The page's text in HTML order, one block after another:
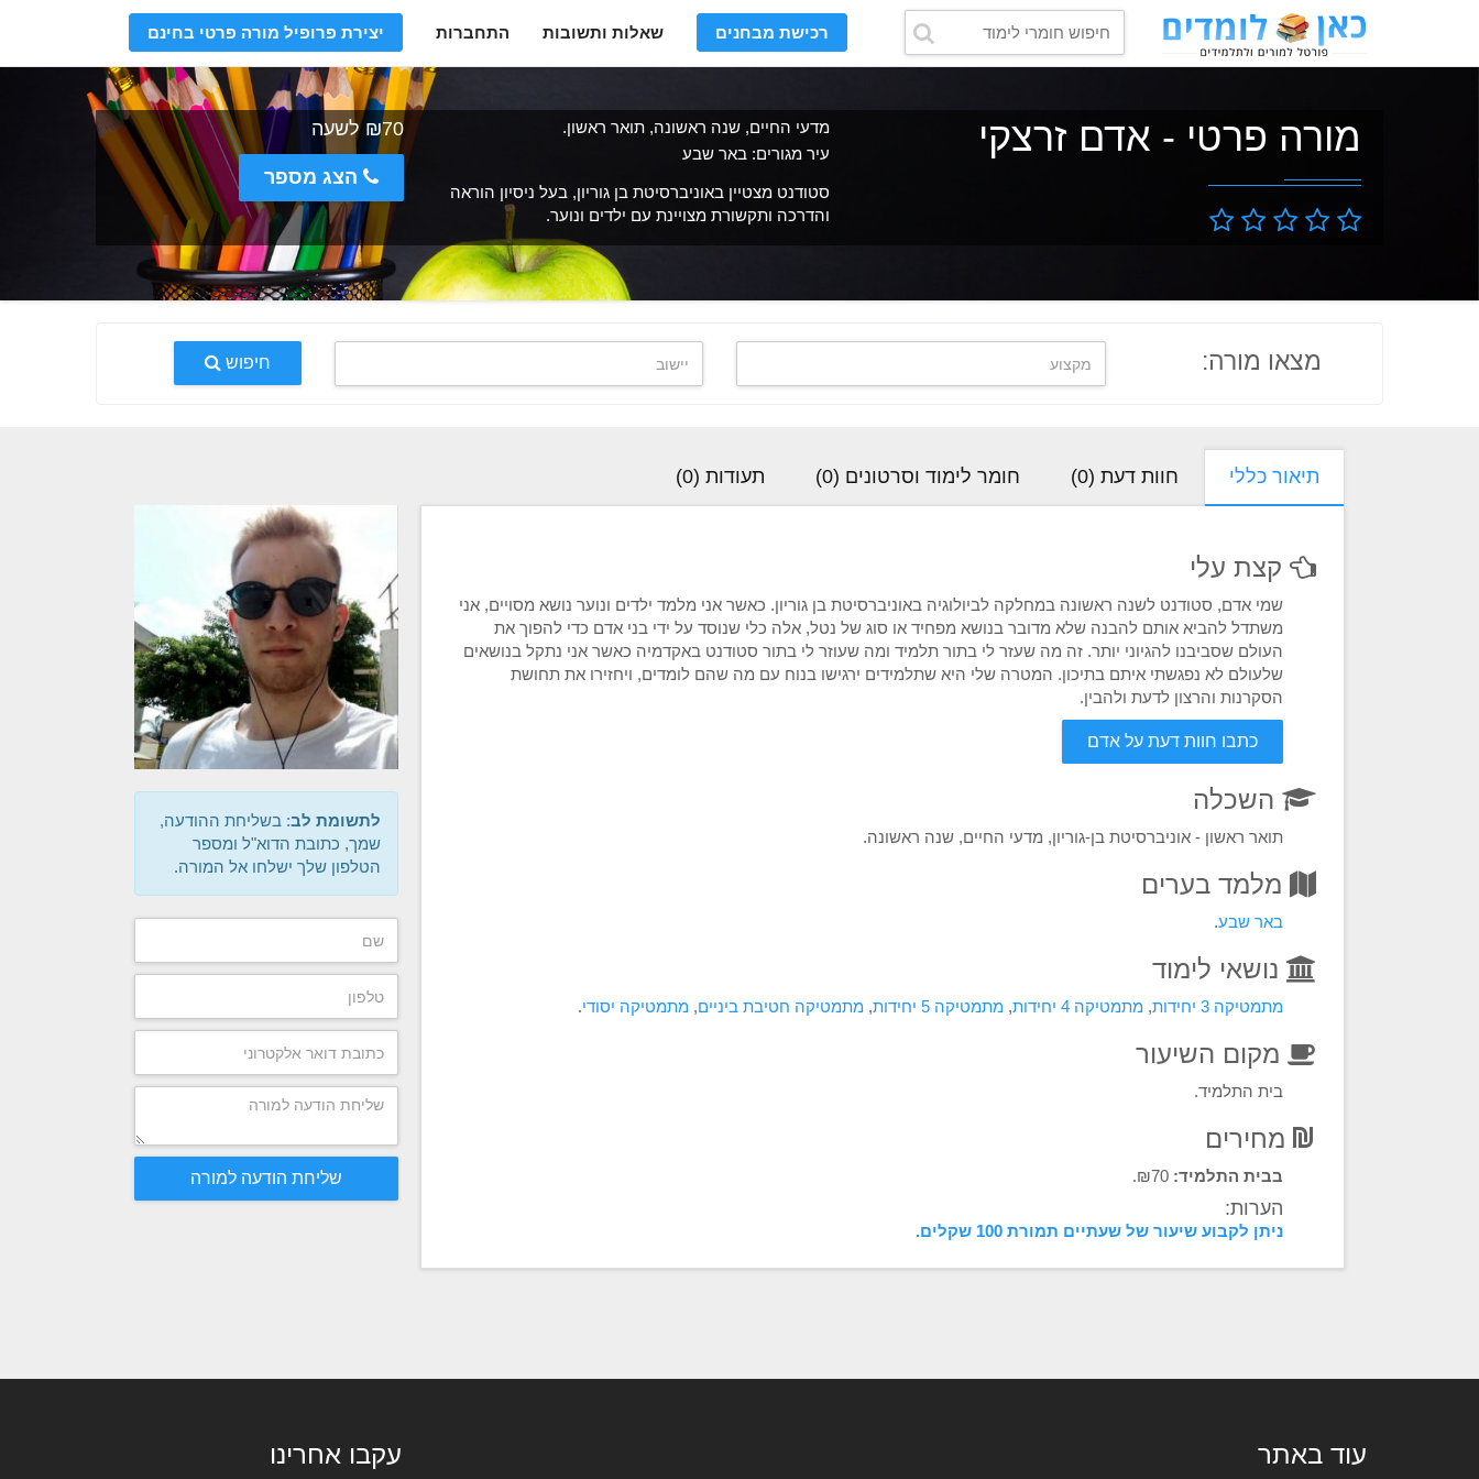
רכישת מבחנים שאלות ותשובות התחברות יצירת פרופיל מורה פרטי בחינם
מורה פרטי - אדם זרצקי
מדעי החיים, שנה ראשונה, תואר ראשון.
עיר מגורים: באר שבע
סטודנט מצטיין באוניברסיטת בן גוריון, בעל ניסיון הוראה
והדרכה ותקשורת מצויינת עם ילדים ונוער.
₪70 לשעה
הצג מספר
מצאו מורה: חיפוש
לתשומת לב: בשליחת ההודעה,
שמך, כתובת הדוא"ל ומספר
הטלפון שלך ישלחו אל המורה.
שליחת הודעה למורה
תיאור כללי חוות דעת (0
) חומר לימוד וסרטונים (0) תעודות (0)
קצת עלי
שמי אדם, סטודנט לשנה ראשונה במחלקה לביולוגיה באוניברסיטת בן גוריון. כאשר אני מלמד ילדים ונוער נושא מסויים, אני
משתדל להביא אותם להבנה שלא מדובר בנושא מפחיד או סוג של נטל, אלה כלי שנוסד על ידי בני אדם כדי להפוך את
העולם שסביבנו להגיוני יותר. זה מה שעזר לי בתור תלמיד ומה שעוזר לי בתור סטודנט באקדמיה כאשר אני נתקל בנושאים
שלעולם לא נפגשתי איתם בתיכון. המטרה שלי היא שתלמידים ירגישו בנוח עם מה שהם לומדים, ויחזירו את תחושת
הסקרנות והרצון לדעת ולהבין.
כתבו חוות דעת על אדם
השכלה
תואר ראשון - אוניברסיטת בן-גוריון, מדעי החיים, שנה ראשונה.
מלמד בערים
באר שבע.
נושאי לימוד
מתמטיקה 3 יחידות , מתמטיקה 4 יחידות , מתמטיקה 5 יחידות , מתמטיקה חטיבת ביניים, מתמטיקה יסודי.
מקום השיעור
בית התלמיד.
מחירים
בבית התלמיד:
הערות:
ניתן לקבוע שיעור של שעתיים תמורת 100 שקלים.
עוד באתר עקבו אחרינו